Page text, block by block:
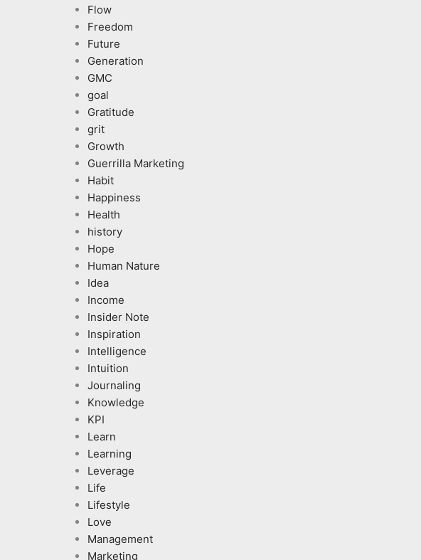
Flow
Freedom
Future
Generation
GMC
goal
Gratitude
grit
Growth
Guerrilla Marketing
Habit
Happiness
Health
history
Hope
Human Nature
Idea
Income
Insider Note
Inspiration
Intelligence
Intuition
Journaling
Knowledge
KPI
Learn
Learning
Leverage
Life
Lifestyle
Love
Management
Marketing